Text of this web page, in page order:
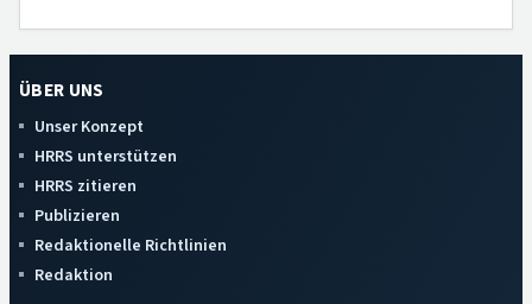
ÜBER UNS
Unser Konzept
HRRS unterstützen
HRRS zitieren
Publizieren
Redaktionelle Richtlinien
Redaktion